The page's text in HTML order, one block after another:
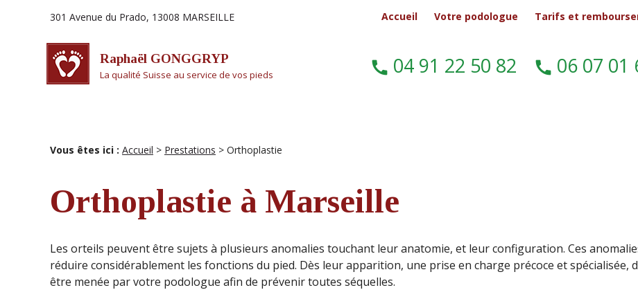
301 Avenue du Prado, 13008 MARSEILLE Accueil Votre podologue Tarifs et
Raphaël GONGGRYP
La qualité Suisse au service de vos pieds call 04 91 22 50 82 call 06 07 01
Vous êtes ici : Accueil > Prestations > Orthoplastie
Orthoplastie à Marseille
Les orteils peuvent être sujets à plusieurs anomalies touchant leur anatomie, et leur configuration. Ces
réduire considérablement les fonctions du pied. Dès leur apparition, une prise en charge précoce et spécialisée,
être menée par votre podologue afin de prévenir toutes séquelles.